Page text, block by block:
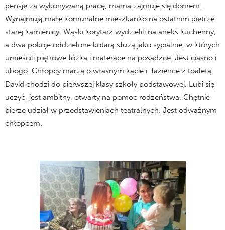
pensję za wykonywaną pracę, mama zajmuje się domem.
Wynajmują małe komunalne mieszkanko na ostatnim piętrze
starej kamienicy. Wąski korytarz wydzielili na aneks kuchenny,
a dwa pokoje oddzielone kotarą służą jako sypialnie, w których
umieścili piętrowe łóżka i materace na posadzce. Jest ciasno i
ubogo. Chłopcy marzą o własnym kącie i łazience z toaletą.
David chodzi do pierwszej klasy szkoły podstawowej. Lubi się
uczyć, jest ambitny, otwarty na pomoc rodzeństwa. Chętnie
bierze udział w przedstawieniach teatralnych. Jest odważnym
chłopcem.